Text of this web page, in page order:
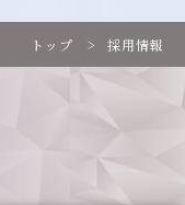
トップ 採用情報